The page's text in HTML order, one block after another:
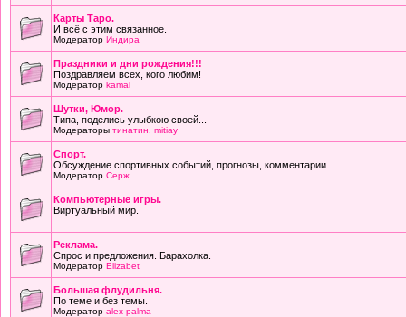
Карты Таро.
И всё с этим связанное.
Модератор Индира
Праздники и дни рождения!!!
Поздравляем всех, кого любим!
Модератор kamal
Шутки, Юмор.
Типа, поделись улыбкою своей...
Модераторы тинатин mitiay
Cпорт.
Обсуждение спортивных событий, прогнозы, комментарии.
Модератор Серж
Компьютерные игры.
Виртуальный мир.
Реклама.
Спрос и предложения. Барахолка.
Модератор Elizabet
Большая флудильня.
По теме и без темы.
Модератор alex palma